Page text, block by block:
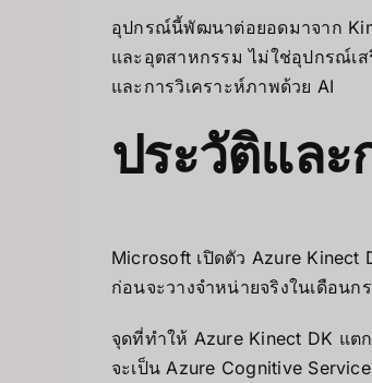
อุปกรณ์นี้พัฒนาต่อยอดมาจาก
และอุตสาหกรรม ไม่ใช่อุปกรณ์เ
และการวิเคราะห์ภาพด้วย AI
ประวัติและ
Microsoft เปิดตัว Azure Kinect
ก่อนจะวางจำหน่ายจริงในเดือน
จุดที่ทำให้ Azure Kinect DK แต
จะเป็น Azure Cognitive